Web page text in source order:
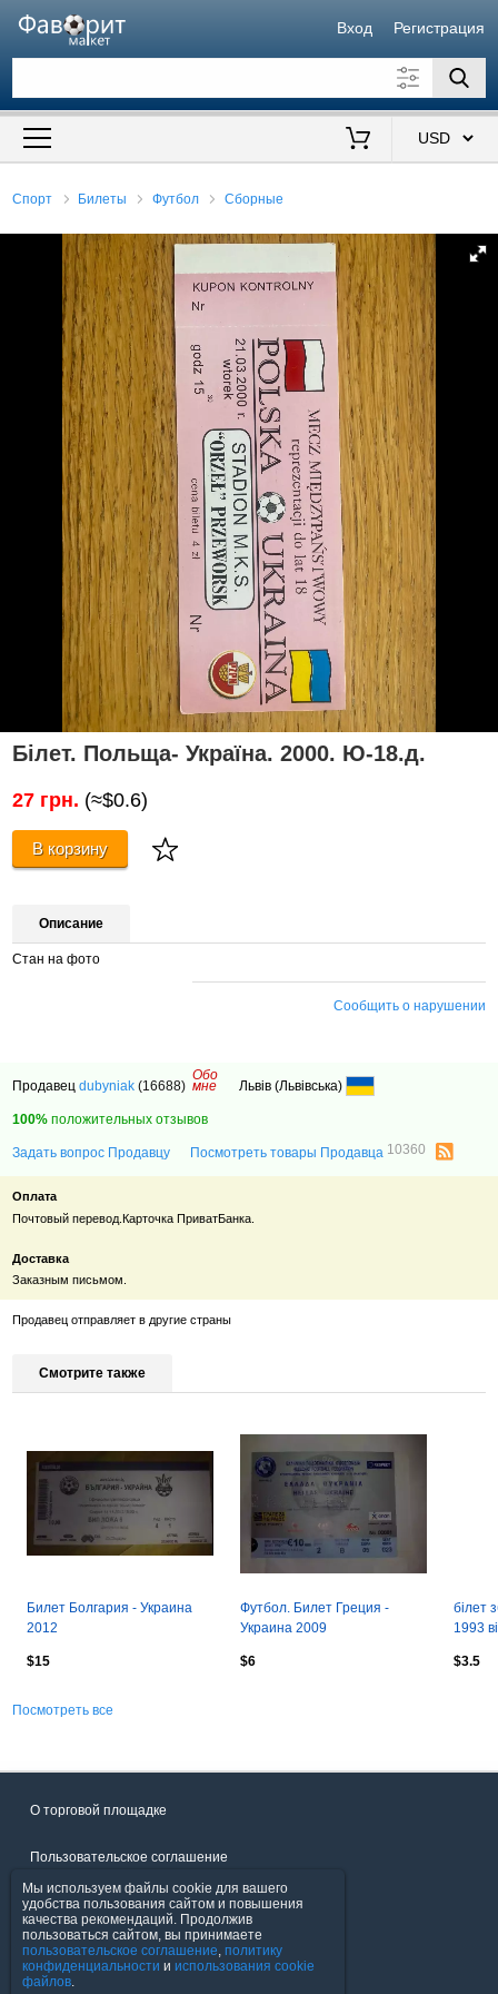
Вход Регистрация
Искать также в описании
Спорт Билеты Футбол Сборные
Білет. Польща- Україна. 2000. Ю-18.д.
27 грн. (≈$0.6)
В корзину
Описание
Стан на фото
Сообщить о нарушении
Продавецdubyniak (16688)
Обо
мне Львів (Львівська)
100% положительных отзывов
Задать вопрос Продавцу Посмотреть товары Продавца 10360
Оплата
Почтовый перевод.Карточка ПриватБанка.
Доставка
Заказным письмом.
Продавец отправляет в другие страны
Смотрите также
Билет Болгария - Украина
2012
$15
Футбол. Билет Греция -
Украина 2009
$6
білет
1993
$3.5
Посмотреть все
О торговой площадке
Пользовательское соглашение
Политика конфиденциальности
Продавцы
Мы используем файлы cookie для вашего
удобства пользования сайтом и повышения
качества рекомендаций. Продолжив
пользоваться сайтом, вы принимаете
пользовательское соглашение, политику
конфиденциальности и использования cookie
файлов.